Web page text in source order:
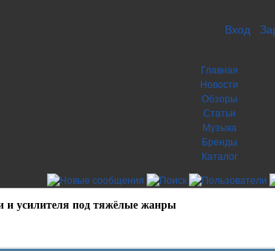
Вход
Главная
Новости
Обзоры
Статьи
Музыка
Бренды
Каталог
и усилителя под тяжёлые жанры